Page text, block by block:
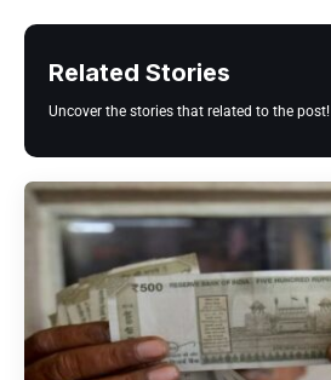
Related Stories
Uncover the stories that related to the post!